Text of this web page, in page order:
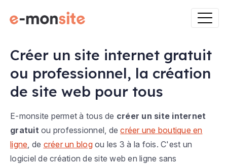
Créer un site internet gratuit
ou professionnel, la création
de site web pour tous
E-monsite permet à tous de créer un site internet
gratuit ou professionnel, decréer une boutique en
ligne , de créer un blogou les 3 à la fois. C'est un
logiciel de création de site web en ligne sans